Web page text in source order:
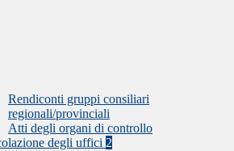
Rendiconti gruppi consiliari
regionali/provinciali
Atti degli organi di controllo
degli uffici 2